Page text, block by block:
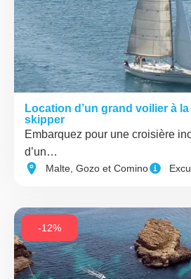
Location d’un grand voilier à
skipper
Embarquez pour une croisière
d’un…
Malte, Gozo et Comino
-12%